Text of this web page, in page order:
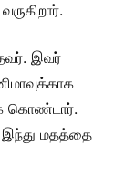
இவர்
கொண்டார்.
இந்து மதத்தை